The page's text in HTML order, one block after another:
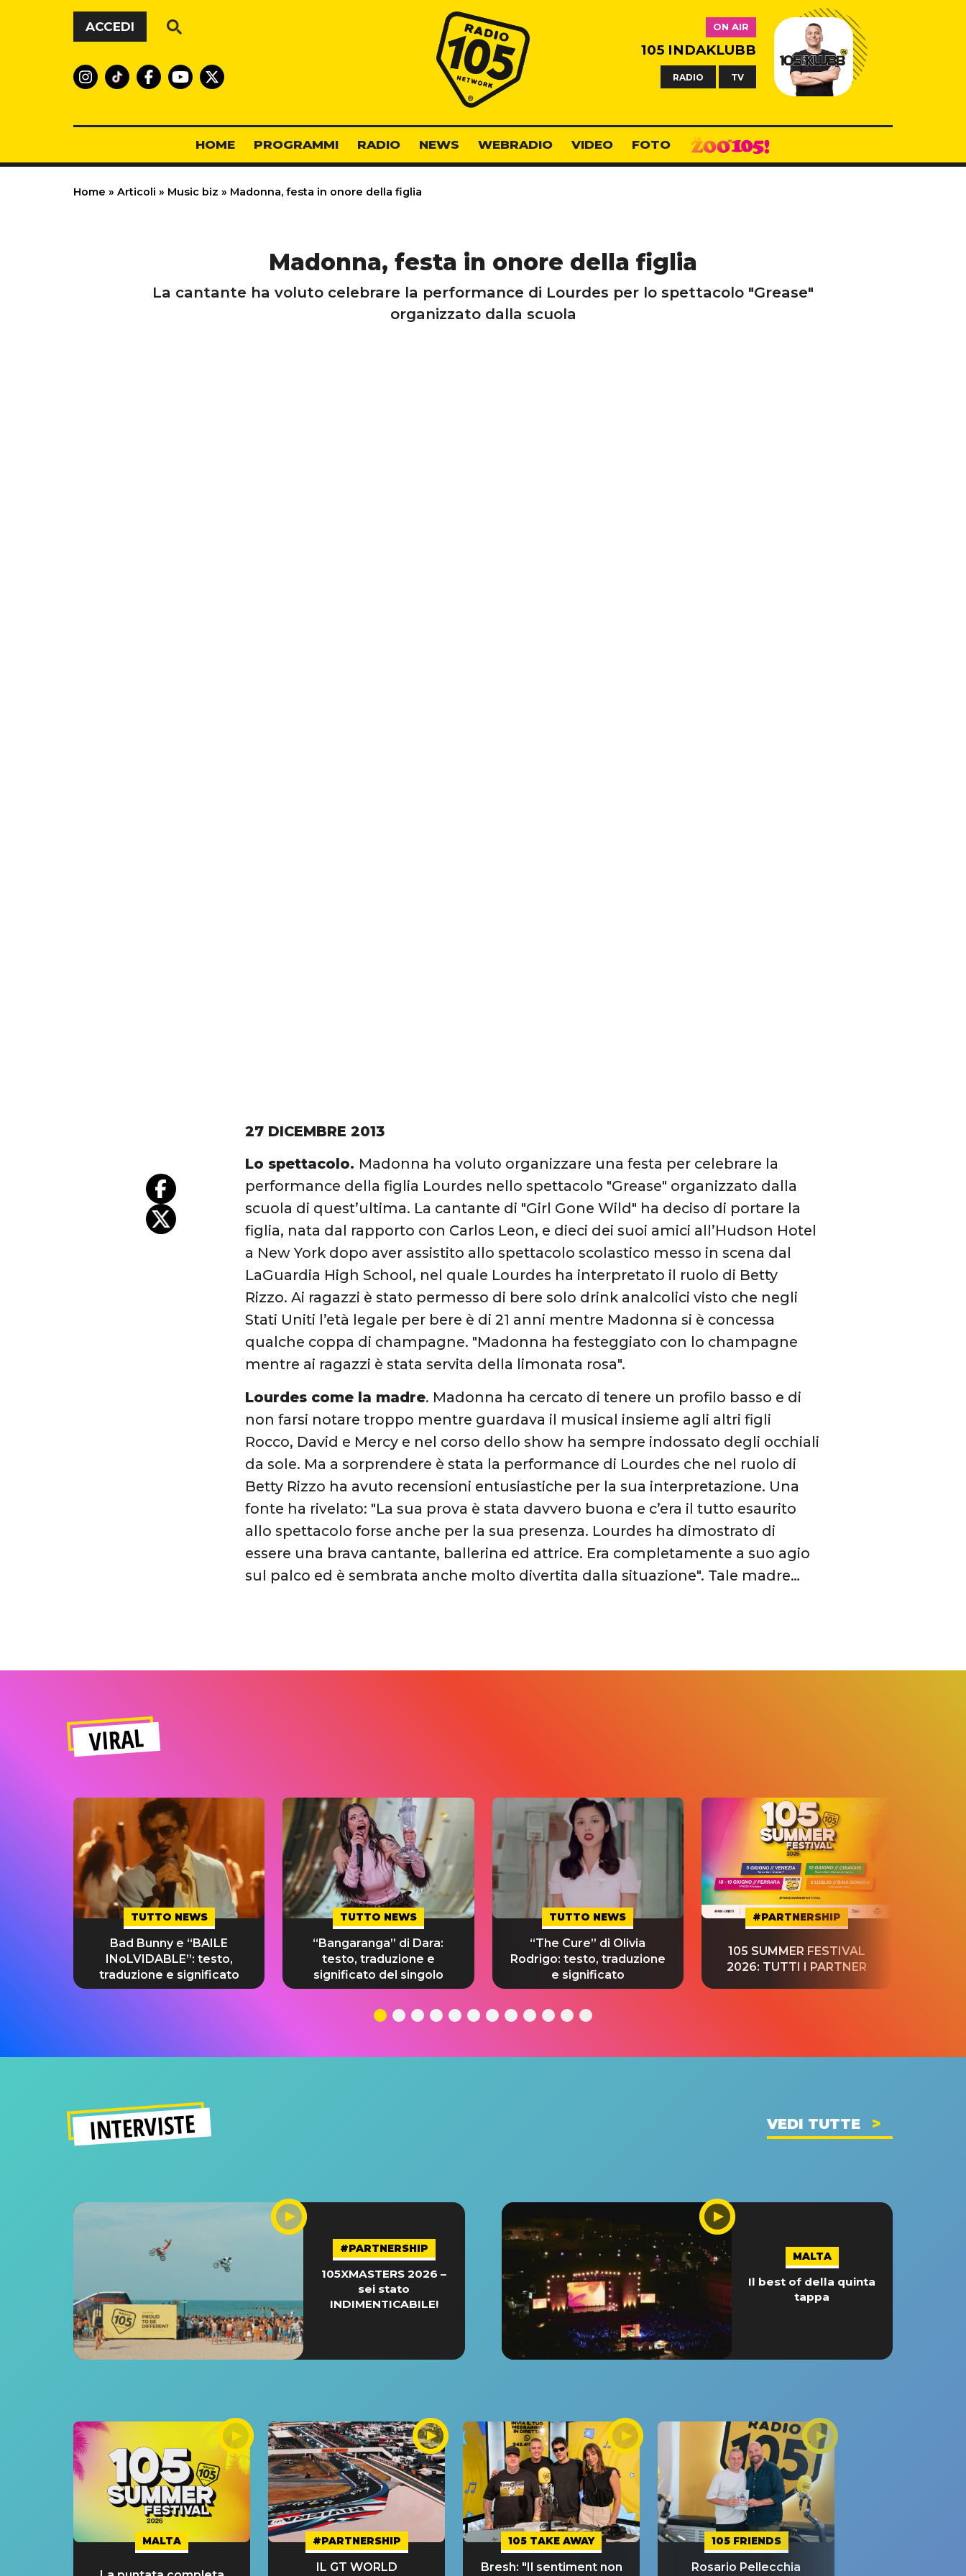
Vai al contenuto
ACCEDI
Radio 105
ON AIR
105 INDAKLUBB
RADIO TV
HOME PROGRAMMI RADIO NEWS WEBRADIO VIDEO FOTO
Home » Articoli » Music biz » Madonna, festa in onore della figlia
Madonna, festa in onore della figlia
La cantante ha voluto celebrare la performance di Lourdes per lo spettacolo "Grease"
organizzato dalla scuola
27 DICEMBRE 2013
Lo spettacolo. Madonna ha voluto organizzare una festa per celebrare la
performance della figlia Lourdes nello spettacolo "Grease" organizzato dalla
scuola di quest’ultima. La cantante di "Girl Gone Wild" ha deciso di portare la
figlia, nata dal rapporto con Carlos Leon, e dieci dei suoi amici all’Hudson Hotel
a New York dopo aver assistito allo spettacolo scolastico messo in scena dal
LaGuardia High School, nel quale Lourdes ha interpretato il ruolo di Betty
Rizzo. Ai ragazzi è stato permesso di bere solo drink analcolici visto che negli
Stati Uniti l’età legale per bere è di 21 anni mentre Madonna si è concessa
qualche coppa di champagne. "Madonna ha festeggiato con lo champagne
mentre ai ragazzi è stata servita della limonata rosa".
Lourdes come la madre. Madonna ha cercato di tenere un profilo basso e di
non farsi notare troppo mentre guardava il musical insieme agli altri figli
Rocco, David e Mercy e nel corso dello show ha sempre indossato degli occhiali
da sole. Ma a sorprendere è stata la performance di Lourdes che nel ruolo di
Betty Rizzo ha avuto recensioni entusiastiche per la sua interpretazione. Una
fonte ha rivelato: "La sua prova è stata davvero buona e c’era il tutto esaurito
allo spettacolo forse anche per la sua presenza. Lourdes ha dimostrato di
essere una brava cantante, ballerina ed attrice. Era completamente a suo agio
sul palco ed è sembrata anche molto divertita dalla situazione". Tale madre…
VIRAL
TUTTO NEWS
Bad Bunny e “BAILE
INoLVIDABLE”: testo,
traduzione e significato
TUTTO NEWS
“Bangaranga” di Dara:
testo, traduzione e
significato del singolo
TUTTO NEWS
“The Cure” di Olivia
Rodrigo: testo, traduzione
e significato
#PARTNERSHIP
105 SUMMER FESTIVAL
2026: TUTTI I PARTNER
INTERVISTE VEDI TUTTE
#PARTNERSHIP
105XMASTERS 2026 –
sei stato
INDIMENTICABILE!
MALTA
Il best of della quinta
tappa
MALTA #PARTNERSHIP
IL GT WORLD
105 TAKE AWAY
Bresh: "Il sentiment non
105 FRIENDS
Rosario Pellecchia